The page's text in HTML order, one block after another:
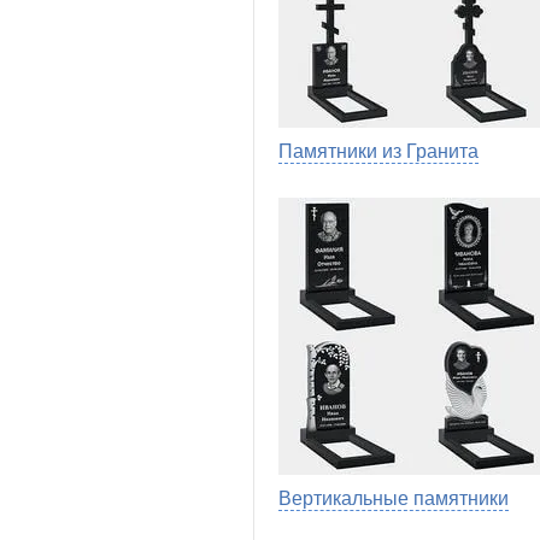
Памятники из Гранита
Вертикальные памятники